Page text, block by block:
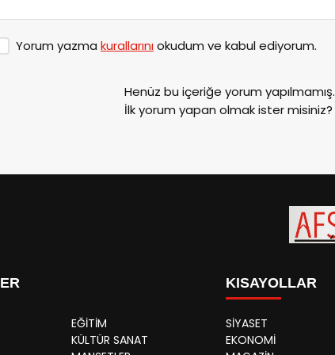
Yorum yazma kurallarınıokudum ve kabul ediyorum.
Henüz bu içeriğe yorum yapılmamış.
İlk yorum yapan olmak ister misiniz?
EĞİTİM
KÜLTÜR SANAT
KISAYOLLAR
SİYASET
EKONOMİ